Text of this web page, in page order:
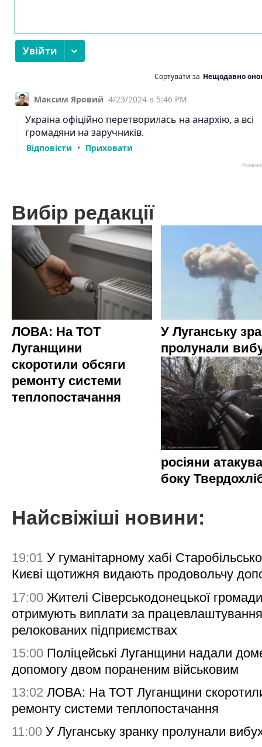
Вибір редакції
ЛОВА: На ТОТ
Луганщини
скоротили обсяги
ремонту системи
теплопостачання
У Луганську
пролунали
росіяни
боку
Найсвіжіші новини:
19:01 У гуманітарному хабі
Києві щотижня видають продовольчу
17:00 Жителі Сіверськодонецької
отримують виплати за
релокованих підприємствах
15:00 Поліцейські Луганщини надали
допомогу двом пораненим військовим
13:02 ЛОВА: На ТОТ Луганщини
ремонту системи теплопостачання
11:00 У Луганську зранку пролунали